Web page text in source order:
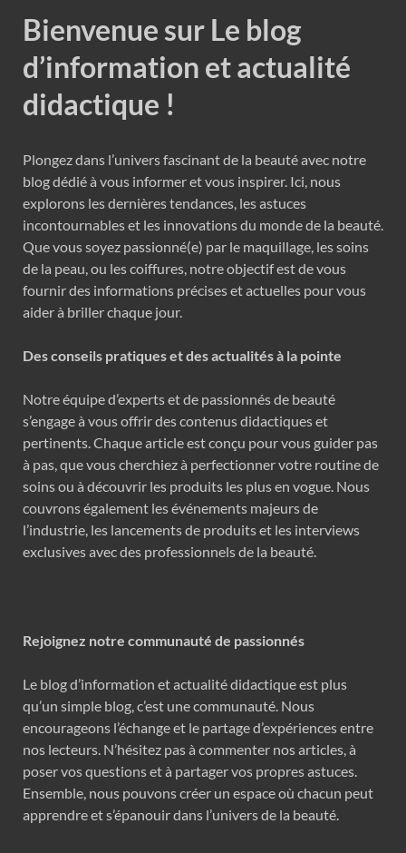
Bienvenue sur Le blog
d’information et actualité
didactique !
Plongez dans l’univers fascinant de la beauté avec notre
blog dédié à vous informer et vous inspirer. Ici, nous
explorons les dernières tendances, les astuces
incontournables et les innovations du monde de la beauté.
Que vous soyez passionné(e) par le maquillage, les soins
de la peau, ou les coiffures, notre objectif est de vous
fournir des informations précises et actuelles pour vous
aider à briller chaque jour.
Des conseils pratiques et des actualités à la pointe
Notre équipe d’experts et de passionnés de beauté
s’engage à vous offrir des contenus didactiques et
pertinents. Chaque article est conçu pour vous guider pas
à pas, que vous cherchiez à perfectionner votre routine de
soins ou à découvrir les produits les plus en vogue. Nous
couvrons également les événements majeurs de
l’industrie, les lancements de produits et les interviews
exclusives avec des professionnels de la beauté.
Rejoignez notre communauté de passionnés
Le blog d’information et actualité didactique est plus
qu’un simple blog, c’est une communauté. Nous
encourageons l’échange et le partage d’expériences entre
nos lecteurs. N’hésitez pas à commenter nos articles, à
poser vos questions et à partager vos propres astuces.
Ensemble, nous pouvons créer un espace où chacun peut
apprendre et s’épanouir dans l’univers de la beauté.